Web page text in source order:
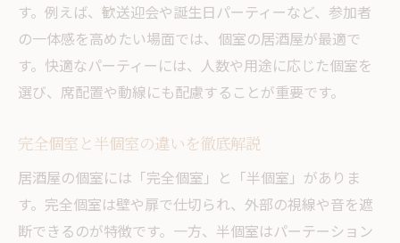
す。例えば、歓送迎会や誕生日パーティーなど、参加者
の一体感を高めたい場面では、個室の居酒屋が最適で
す。快適なパーティーには、人数や用途に応じた個室を
選び、席配置や動線にも配慮することが重要です。
完全個室と半個室の違いを徹底解説
居酒屋の個室には「完全個室」と「半個室」がありま
す。完全個室は壁や扉で仕切られ、外部の視線や音を遮
断できるのが特徴です。一方、半個室はパーテーション